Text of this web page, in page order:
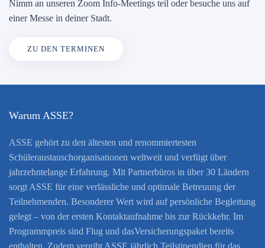
Nimm an unseren Zoom Info-Meetings teil oder besuche uns auf
einer Messe in deiner Stadt.
ZU DEN TERMINEN
Warum ASSE?
ASSE gehört zu den ältesten und renommiertesten
Schüleraustauschorganisationen weltweit und verfügt über
jahrzehntelange Erfahrung. Mit Partnerbüros in über 30 Ländern
sorgt ASSE für eine verlässliche und optimale Betreuung der
Teilnehmenden. Besonderer Wert wird auf persönliche Begleitung
gelegt – von der ersten Kontaktaufnahme bis zur Rückkehr. Im
Programmpreis sind Flug und dasVersicherungspaket bereits